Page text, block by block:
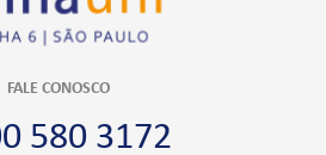
FALE CONOSCO
580 3172